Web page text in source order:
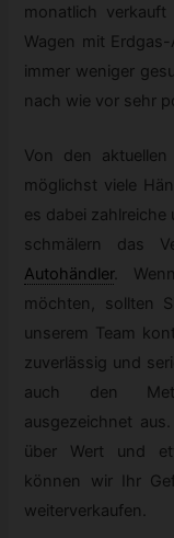
monatlich verkauft
Wagen mit
immer weniger
nach wie vor sehr
Von den
möglichst viele
es dabei zahlreiche
schmälern das
Autohändler.
möchten, sollten
unserem Team
zuverlässig und
auch den
ausgezeichnet
über Wert und
können wir Ihr
weiterverkaufen.